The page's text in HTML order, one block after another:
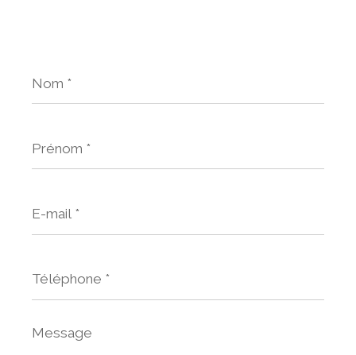
*
*
mail
*
Message
*